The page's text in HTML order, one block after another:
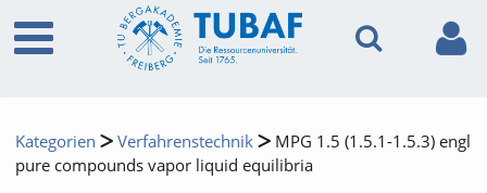
Kategorien Verfahrenstechnik
MPG 1.5 (1.5.1-1.5.3) engl
pure compounds vapor liquid equilibria